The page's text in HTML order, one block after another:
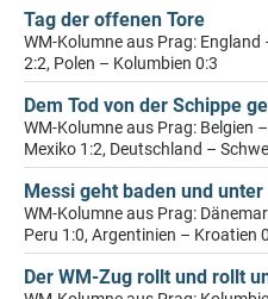
Tag der offenen Tore
WM-Kolumne aus Prag: England
2:2, Polen – Kolumbien 0:3
Dem Tod von der Schippe
WM-Kolumne aus Prag: Belgien
Mexiko 1:2, Deutschland –
Messi geht baden und unter
WM-Kolumne aus Prag:
Peru 1:0, Argentinien – Kroatien
Der WM-Zug rollt und rollt